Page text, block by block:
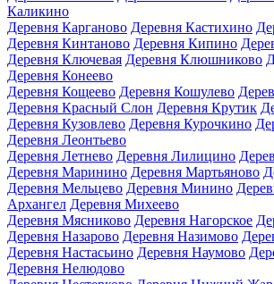
Каликино
Деревня Карганово Деревня Кастихино
Деревня Кинтаново Деревня Кипино
Деревня Ключевая Деревня Клюшниково
Деревня Конеево
Деревня Кощеево Деревня Кошулево
Деревня Красный Слон Деревня Крутик
Деревня Кузовлево Деревня Курочкино
Деревня Леонтьево
Деревня Летнево Деревня Лилицино
Деревня Маринино Деревня Мартьяново
Деревня Мельцево Деревня Минино
Архангел Деревня Михеево
Деревня Мясниково Деревня Нагорское
Деревня Назарово Деревня Назимово
Деревня Настасьино Деревня Наумово
Деревня Нелюдово